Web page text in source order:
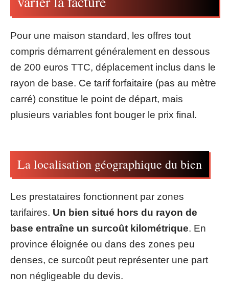
Pour une maison standard, les offres tout
compris démarrent généralement en dessous
de 200 euros TTC, déplacement inclus dans le
rayon de base. Ce tarif forfaitaire (pas au mètre
carré) constitue le point de départ, mais
plusieurs variables font bouger le prix final.
La localisation géographique du bien
Les prestataires fonctionnent par zones
tarifaires. Un bien situé hors du rayon de
base entraîne un surcoût kilométrique. En
province éloignée ou dans des zones peu
denses, ce surcoût peut représenter une part
non négligeable du devis.